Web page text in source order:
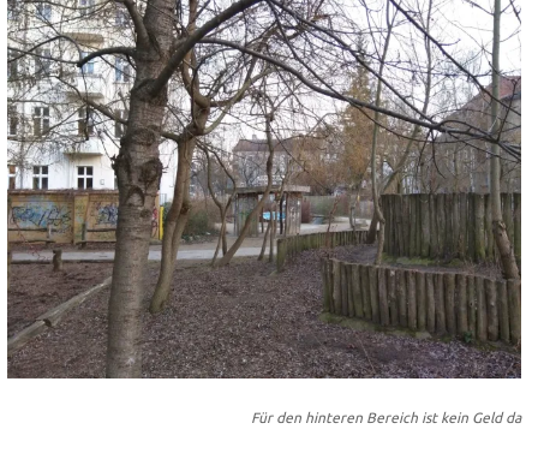
Für den hinteren Bereich ist kein Geld da